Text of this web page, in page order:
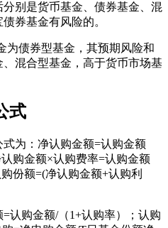
别是货币基金、债券基金、混
券基金有风险的。
为债券型基金，其预期风险和
混合型基金，高于货币市场基
式
为：净认购金额=认购金额
购金额×认购费率=认购金额
份额=(净认购金额+认购利
认购金额/（1+认购率）；认购